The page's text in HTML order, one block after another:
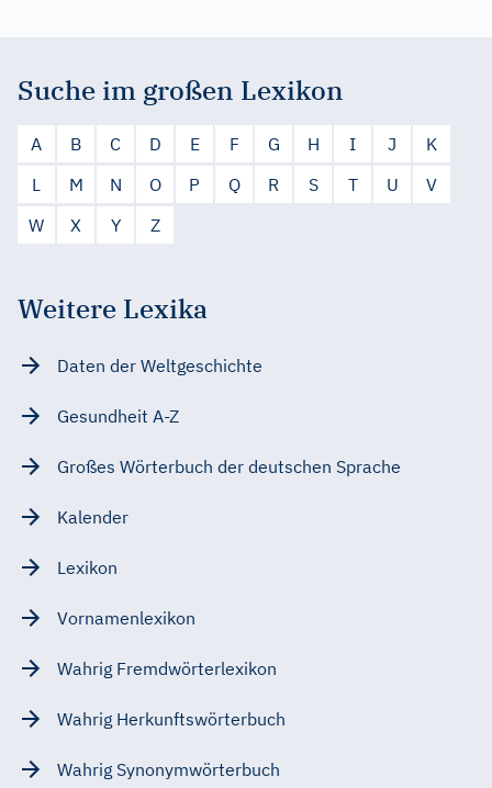
Suche im großen Lexikon
A B C D E F G H I J
K
L
M N O P Q R S T U
V
W
X Y Z
Weitere Lexika
Daten der Weltgeschichte
Gesundheit A-Z
Großes Wörterbuch der deutschen Sprache
Kalender
Lexikon
Vornamenlexikon
Wahrig Fremdwörterlexikon
Wahrig Herkunftswörterbuch
Wahrig Synonymwörterbuch